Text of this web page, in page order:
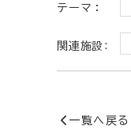
テーマ：
関連施設:
一覧へ戻る